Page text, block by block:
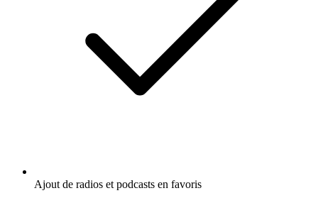
Ajout de radios et podcasts en favoris